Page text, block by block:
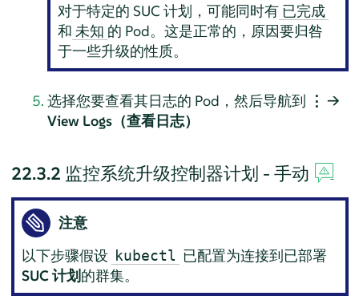
对于特定的 SUC 计划，可能同时有 已完成
和 未知 的 Pod。这是正常的，原因要归咎
于一些升级的性质。
选择您要查看其日志的 Pod，然后导航到 ⋮ →
View Logs（查看日志）
22.3.2 监控系统升级控制器计划 - 手动
注意
以下步骤假设 kubectl 已配置为连接到已部署
SUC 计划的群集。